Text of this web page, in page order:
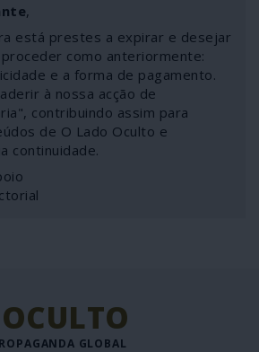
,
está prestes a expirar e desejar
como anteriormente:
e a forma de pagamento.
à nossa acção de
contribuindo assim para
de O Lado Oculto e
continuidade.
GLOBAL